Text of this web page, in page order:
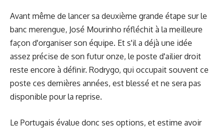
Avant même de lancer sa deuxième grande étape sur le
banc merengue, José Mourinho réfléchit à la meilleure
façon d'organiser son équipe. Et s'il a déjà une idée
assez précise de son futur onze, le poste d'ailier droit
reste encore à définir. Rodrygo, qui occupait souvent ce
poste ces dernières années, est blessé et ne sera pas
disponible pour la reprise.
Le Portugais évalue donc ses options, et estime avoir